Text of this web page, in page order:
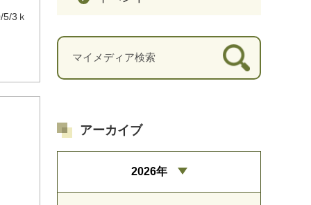
3ｋ
アーカイブ
2026年